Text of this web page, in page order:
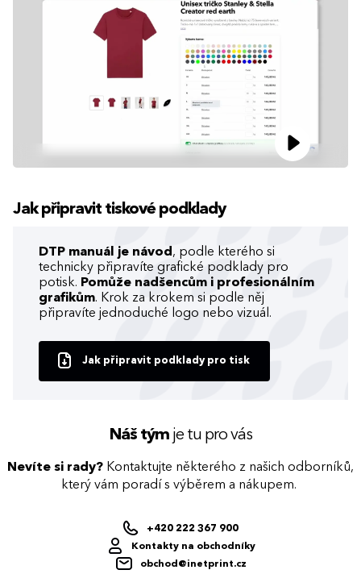
Jak připravit tiskové podklady
DTP manuál je návod , podle kterého si
technicky připravíte grafické podklady pro
potisk. Pomůže nadšencům i profesionálním
grafikům. Krok za krokem si podle něj
připravíte jednoduché logo nebo vizuál.
Jak připravit podklady pro tisk
Náš týmje tu pro vás
Nevíte si rady? Kontaktujte některého z našich odborníků,
který vám poradí s výběrem a nákupem.
+420 222 367 900
Kontakty na obchodníky
obchod@inetprint.cz